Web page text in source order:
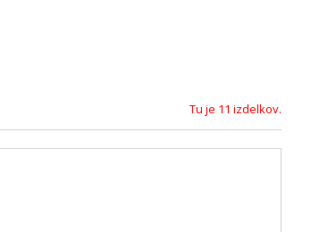
Tu je 11 izdelkov.